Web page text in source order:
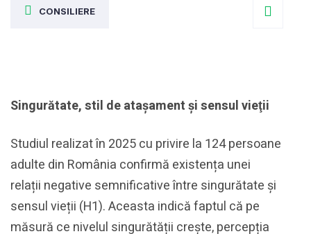
CONSILIERE
Singurătate, stil de ataşament şi sensul vieţii
Studiul realizat în 2025 cu privire la 124 persoane
adulte din România confirmă existența unei
relații negative semnificative între singurătate și
sensul vieții (H1). Aceasta indică faptul că pe
măsură ce nivelul singurătății crește, percepția